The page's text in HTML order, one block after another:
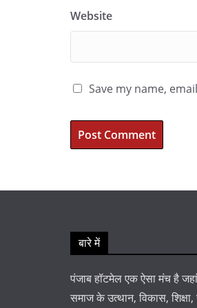
Website
Save my name,
बारे में
पंजाब हॉटमेल एक ऐसा मंच है
समाज के उत्थान, विकास,